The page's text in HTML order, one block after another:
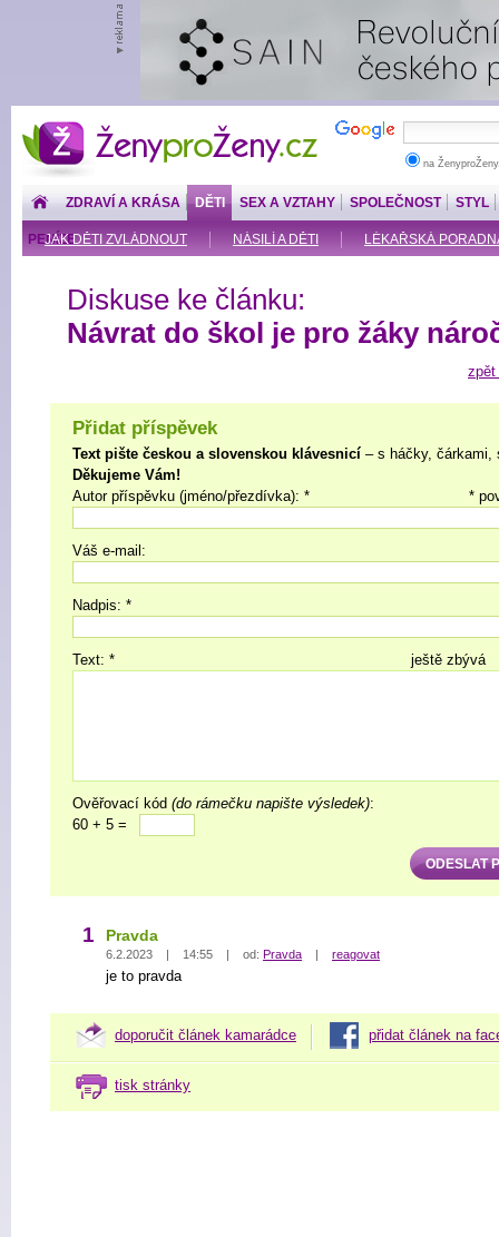
ŽenyproŽeny.cz
na
ZDRAVÍ A KRÁSA DĚTI
JAK DĚTI ZVLÁDNOUT NÁSILÍ A DĚTI LÉKAŘSKÁ
SEX A VZTAHY SPOLEČNOST STYL
PENÍZE
Diskuse ke článku:
Návrat do škol je pro žáky
zpět
Přidat příspěvek
Text pište českou a slovenskou klávesnicí – s háčky, čárkami,
Děkujeme Vám!
*
Autor příspěvku (jméno/přezdívka): *
Váš e-mail:
Nadpis: *
ještě zbývá
Text: *
Ověřovací kód (do rámečku napište výsledek):
60 + 5 =
1 Pravda
6.2.2023 | 14:55 | od: Pravda | reagovat
je to pravda
doporučit článek kamarádce přidat článek na
tisk stránky